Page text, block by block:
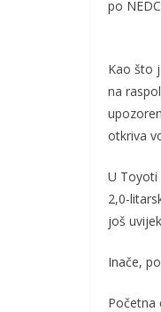
po
Kao što
na
otkriva
U Toyoti
2,0-
još
Inače,
Početna